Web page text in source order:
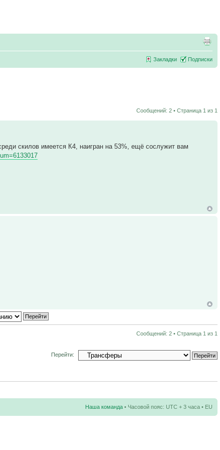
Закладки Подписки
Сообщений: 2 • Страница 1 из 1
скилов имеется К4, наигран на 53%, ещё сослужит вам
Сообщений: 2 • Страница 1 из 1
Перейти:
Наша команда • Часовой пояс: UTC + 3 часа • EU